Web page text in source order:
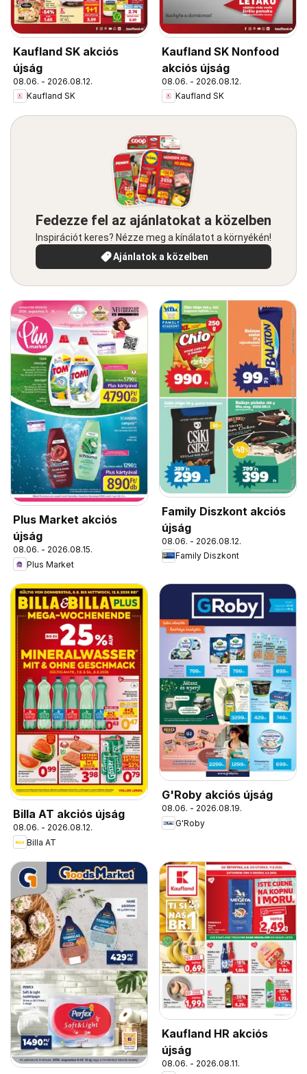
Kaufland SK akciós
újság
08.06. - 2026.08.12.
Kaufland SK
Kaufland SK Nonfood
akciós újság
08.06. - 2026.08.12.
Kaufland SK
Fedezze fel az ajánlatokat a közelben
Inspirációt keres? Nézze meg a kínálatot a környékén!
Ajánlatok a közelben
Plus Market akciós
újság
08.06. - 2026.08.15.
Plus Market
Family Diszkont akciós
újság
08.06. - 2026.08.12.
Family Diszkont
Billa AT akciós újság
08.06. - 2026.08.12.
Billa AT
G'Roby akciós újság
08.06. - 2026.08.19.
G'Roby
Kaufland HR akciós
újság
08.06. - 2026.08.11.